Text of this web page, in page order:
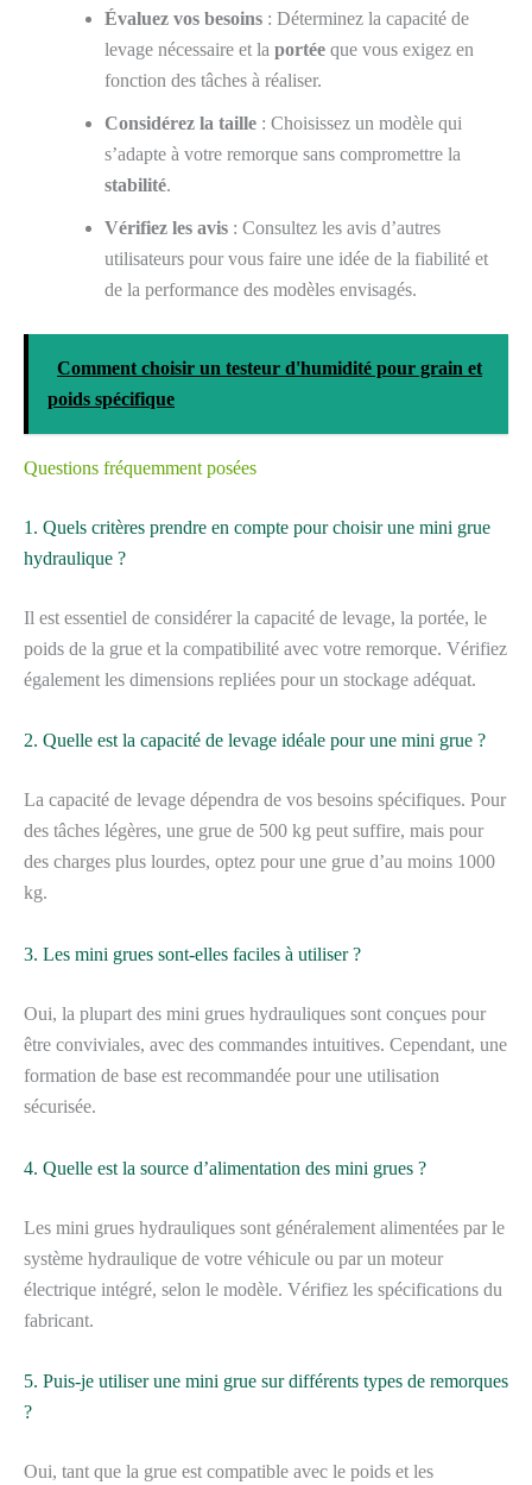
Évaluez vos besoins : Déterminez la capacité de
levage nécessaire et la portée que vous exigez en
fonction des tâches à réaliser.
Considérez la taille : Choisissez un modèle qui
s’adapte à votre remorque sans compromettre la
stabilité.
Vérifiez les avis : Consultez les avis d’autres
utilisateurs pour vous faire une idée de la fiabilité et
de la performance des modèles envisagés.
Comment choisir un testeur d'humidité pour grain et
poids spécifique
Questions fréquemment posées
1. Quels critères prendre en compte pour choisir une mini grue
hydraulique ?
Il est essentiel de considérer la capacité de levage, la portée, le
poids de la grue et la compatibilité avec votre remorque. Vérifiez
également les dimensions repliées pour un stockage adéquat.
2. Quelle est la capacité de levage idéale pour une mini grue ?
La capacité de levage dépendra de vos besoins spécifiques. Pour
des tâches légères, une grue de 500 kg peut suffire, mais pour
des charges plus lourdes, optez pour une grue d’au moins 1000
kg.
3. Les mini grues sont-elles faciles à utiliser ?
Oui, la plupart des mini grues hydrauliques sont conçues pour
être conviviales, avec des commandes intuitives. Cependant, une
formation de base est recommandée pour une utilisation
sécurisée.
4. Quelle est la source d’alimentation des mini grues ?
Les mini grues hydrauliques sont généralement alimentées par le
système hydraulique de votre véhicule ou par un moteur
électrique intégré, selon le modèle. Vérifiez les spécifications du
fabricant.
5. Puis-je utiliser une mini grue sur différents types de remorques
?
Oui, tant que la grue est compatible avec le poids et les